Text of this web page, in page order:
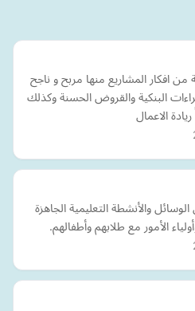
افكار المشاريع منها مربح و ناجح
البنكية والقروض الحسنة وكذلك
الاعمال
والأنشطة التعليمية الجاهزة
الأمور مع طلابهم وأطفالهم.